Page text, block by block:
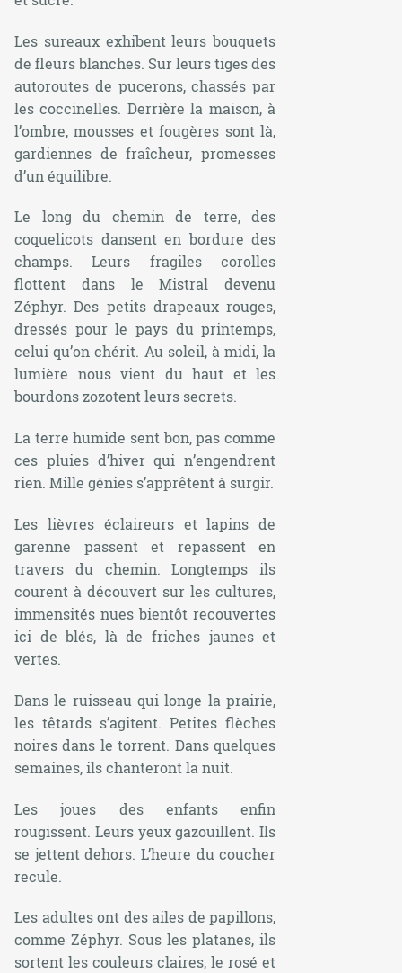
Les sureaux exhibent leurs bouquets
de fleurs blanches. Sur leurs tiges des
autoroutes de pucerons, chassés par
les coccinelles. Derrière la maison, à
l’ombre, mousses et fougères sont là,
gardiennes de fraîcheur, promesses
d’un équilibre.
Le long du chemin de terre, des
coquelicots dansent en bordure des
champs. Leurs fragiles corolles
flottent dans le Mistral devenu
Zéphyr. Des petits drapeaux rouges,
dressés pour le pays du printemps,
celui qu’on chérit. Au soleil, à midi, la
lumière nous vient du haut et les
bourdons zozotent leurs secrets.
La terre humide sent bon, pas comme
ces pluies d’hiver qui n’engendrent
rien. Mille génies s’apprêtent à surgir.
Les lièvres éclaireurs et lapins de
garenne passent et repassent en
travers du chemin. Longtemps ils
courent à découvert sur les cultures,
immensités nues bientôt recouvertes
ici de blés, là de friches jaunes et
vertes.
Dans le ruisseau qui longe la prairie,
les têtards s’agitent. Petites flèches
noires dans le torrent. Dans quelques
semaines, ils chanteront la nuit.
Les joues des enfants enfin
rougissent. Leurs yeux gazouillent. Ils
se jettent dehors. L’heure du coucher
recule.
Les adultes ont des ailes de papillons,
comme Zéphyr. Sous les platanes, ils
sortent les couleurs claires, le rosé et